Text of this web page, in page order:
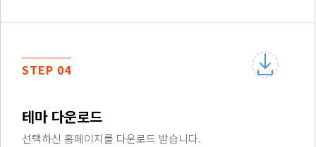
STEP 04
테마 다운로드
선택하신 홈페이지를 다운로드 받습니다.